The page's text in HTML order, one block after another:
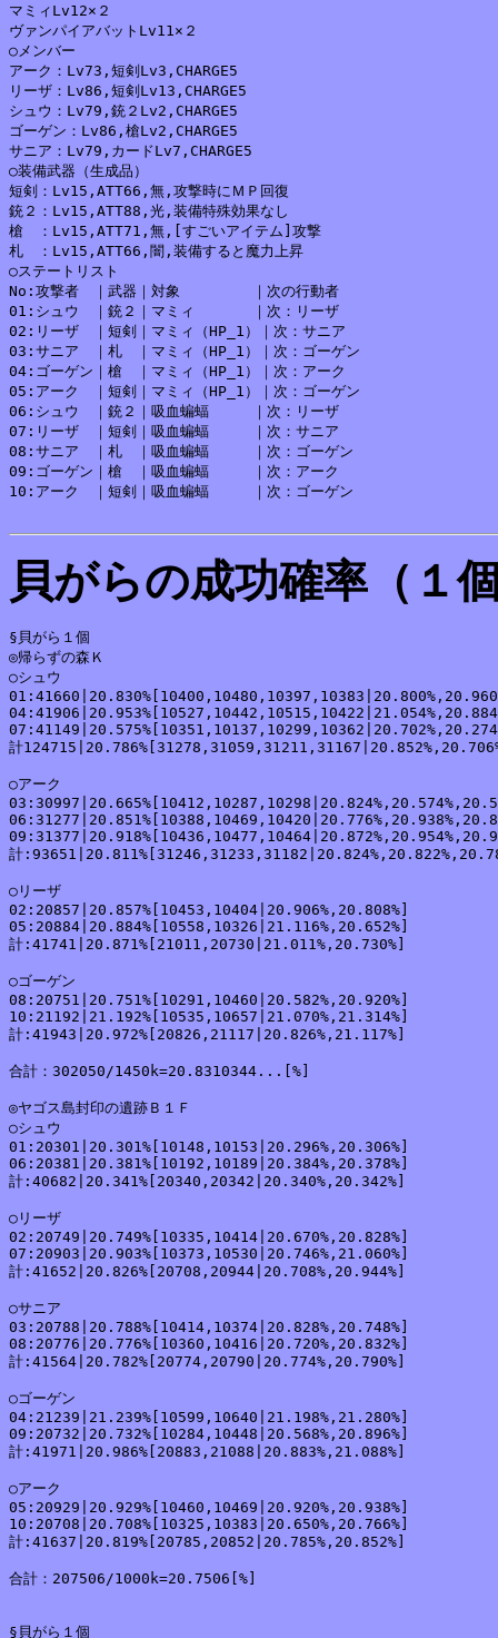
マミィLv12×２
ヴァンパイアバットLv11×２
○メンバー
アーク：Lv73,短剣Lv3,CHARGE5
リーザ：Lv86,短剣Lv13,CHARGE5
シュウ：Lv79,銃２Lv2,CHARGE5
ゴーゲン：Lv86,槍Lv2,CHARGE5
サニア：Lv79,カードLv7,CHARGE5
○装備武器（生成品）
短剣：Lv15,ATT66,無,攻撃時にＭＰ回復
銃２：Lv15,ATT88,光,装備特殊効果なし
槍　：Lv15,ATT71,無,[すごいアイテム]攻撃
札　：Lv15,ATT66,闇,装備すると魔力上昇
○ステートリスト
No:攻撃者　｜武器｜対象　　　　　｜次の行動者
01:シュウ　｜銃２｜マミィ　　　　｜次：リーザ
02:リーザ　｜短剣｜マミィ（HP_1）｜次：サニア
03:サニア　｜札　｜マミィ（HP_1）｜次：ゴーゲン
04:ゴーゲン｜槍　｜マミィ（HP_1）｜次：アーク
05:アーク　｜短剣｜マミィ（HP_1）｜次：ゴーゲン
06:シュウ　｜銃２｜吸血蝙蝠　　　｜次：リーザ
07:リーザ　｜短剣｜吸血蝙蝠　　　｜次：サニア
08:サニア　｜札　｜吸血蝙蝠　　　｜次：ゴーゲン
09:ゴーゲン｜槍　｜吸血蝙蝠　　　｜次：アーク
10:アーク　｜短剣｜吸血蝙蝠　　　｜次：ゴーゲン
貝がらの成功確率（１
§貝がら１個
◎帰らずの森Ｋ
○シュウ
計
○アーク
計
○リーザ
02:20857|20.857%[10453,10404|20.906%,20.808%]
05:20884|20.884%[10558,10326|21.116%,20.652%]
計:41741|20.871%[21011,20730|21.011%,20.730%]
○ゴーゲン
08:20751|20.751%[10291,10460|20.582%,20.920%]
10:21192|21.192%[10535,10657|21.070%,21.314%]
計:41943|20.972%[20826,21117|20.826%,21.117%]
合計：302050/1450k=20.8310344...[%]
◎ヤゴス島封印の遺跡Ｂ１Ｆ
○シュウ
01:20301|20.301%[10148,10153|20.296%,20.306%]
06:20381|20.381%[10192,10189|20.384%,20.378%]
計:40682|20.341%[20340,20342|20.340%,20.342%]
○リーザ
02:20749|20.749%[10335,10414|20.670%,20.828%]
07:20903|20.903%[10373,10530|20.746%,21.060%]
計:41652|20.826%[20708,20944|20.708%,20.944%]
○サニア
03:20788|20.788%[10414,10374|20.828%,20.748%]
08:20776|20.776%[10360,10416|20.720%,20.832%]
計:41564|20.782%[20774,20790|20.774%,20.790%]
○ゴーゲン
04:21239|21.239%[10599,10640|21.198%,21.280%]
09:20732|20.732%[10284,10448|20.568%,20.896%]
計:41971|20.986%[20883,21088|20.883%,21.088%]
○アーク
05:20929|20.929%[10460,10469|20.920%,20.938%]
10:20708|20.708%[10325,10383|20.650%,20.766%]
計:41637|20.819%[20785,20852|20.785%,20.852%]
合計：207506/1000k=20.7506[%]
§貝がら１個